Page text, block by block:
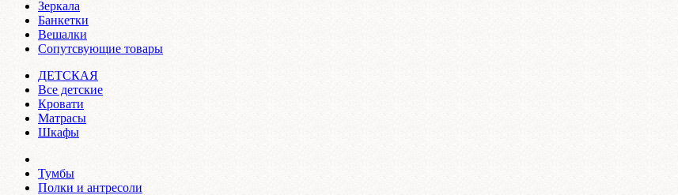
Зеркала
Банкетки
Вешалки
Сопутсвующие товары
ДЕТСКАЯ
Все детские
Кровати
Матрасы
Шкафы
Тумбы
Полки и антресоли